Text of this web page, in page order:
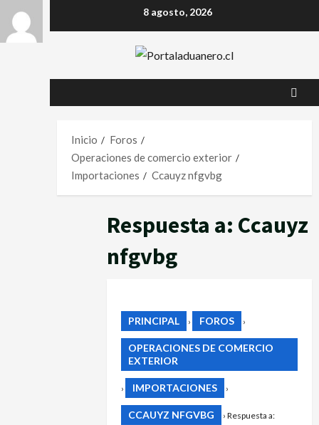
8 agosto, 2026
Inicio
Foros
Operaciones de comercio exterior
Importaciones
Ccauyz nfgvbg
Respuesta a: Ccauyz
nfgvbg
PRINCIPAL › FOROS ›
OPERACIONES DE COMERCIO
EXTERIOR
› IMPORTACIONES ›
CCAUYZ NFGVBG › Respuesta a: